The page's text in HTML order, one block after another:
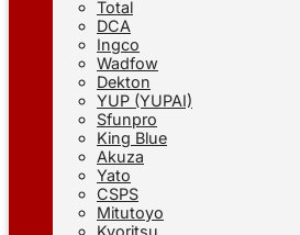
Total
DCA
Ingco
Wadfow
Dekton
YUP (YUPAI)
Sfunpro
King Blue
Akuza
Yato
CSPS
Mitutoyo
Kyoritsu